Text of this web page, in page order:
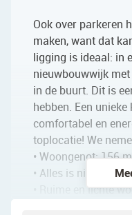
Ook over parkeren
maken, want dat
ligging is ideaal: in
nieuwbouwwijk
in de buurt. Dit is
hebben. Een
comfortabel en
toplocatie! We
• Woongenot: 156
• Alles is nieuw
• Ruime en lichte
• Nieuwe keuken